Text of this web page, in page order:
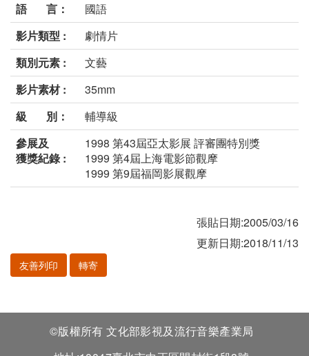
語 言：
國語
影片類型 :
劇情片
類別元素 :
文藝
影片素材 :
35mm
級 別：
輔導級
參展及
獲獎紀錄 :
1998 第43屆亞太影展 評審團特別獎
1999 第4屆上海電影節觀摩
1999 第9屆福岡影展觀摩
張貼日期:2005/03/16
更新日期:2018/11/13
友善列印 轉寄
©版權所有 文化部影視及流行音樂產業局